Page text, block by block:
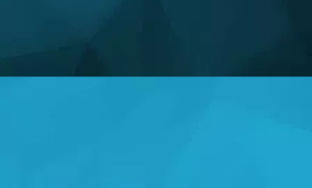
STATISTIKA